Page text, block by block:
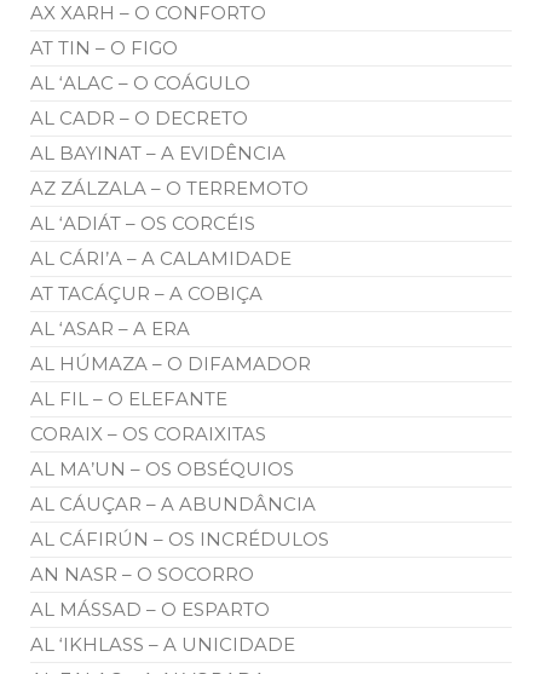
AX XARH – O CONFORTO
AT TIN – O FIGO
AL ‘ALAC – O COÁGULO
AL CADR – O DECRETO
AL BAYINAT – A EVIDÊNCIA
AZ ZÁLZALA – O TERREMOTO
AL ‘ADIÁT – OS CORCÉIS
AL CÁRI’A – A CALAMIDADE
AT TACÁÇUR – A COBIÇA
AL ‘ASAR – A ERA
AL HÚMAZA – O DIFAMADOR
AL FIL – O ELEFANTE
CORAIX – OS CORAIXITAS
AL MA’UN – OS OBSÉQUIOS
AL CÁUÇAR – A ABUNDÂNCIA
AL CÁFIRÚN – OS INCRÉDULOS
AN NASR – O SOCORRO
AL MÁSSAD – O ESPARTO
AL ‘IKHLASS – A UNICIDADE